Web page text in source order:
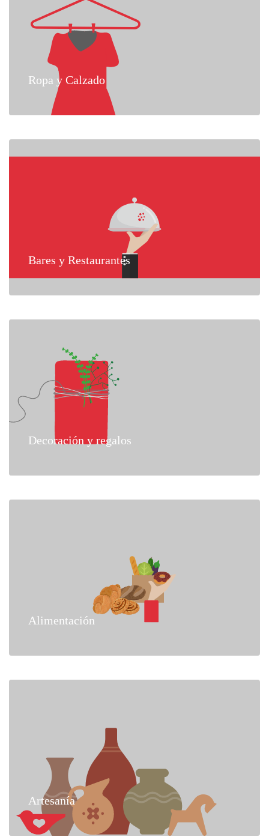
Ropa y Calzado
Bares y Restaurantes
Decoración y regalos
Alimentación
Artesanía